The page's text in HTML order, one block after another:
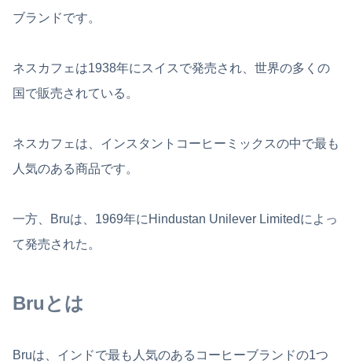
ブランドです。
ネスカフェは1938年にスイスで発売され、世界の多くの
国で販売されている。
ネスカフェは、インスタントコーヒーミックスの中で最も
人気のある商品です。
一方、Bruは、1969年にHindustan Unilever Limitedによっ
て発売された。
Bruとは
Bruは、インドで最も人気のあるコーヒーブランドの1つ